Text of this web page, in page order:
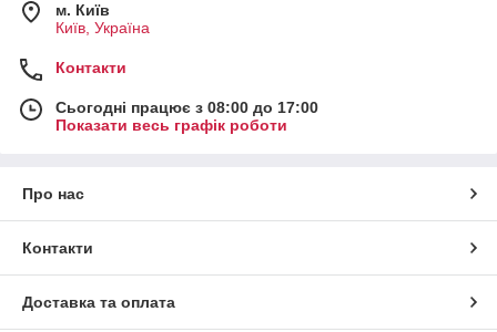
м. Київ
Київ, Україна
Контакти
Сьогодні працює з 08:00 до 17:00
Показати весь графік роботи
Про нас
Контакти
Доставка та оплата